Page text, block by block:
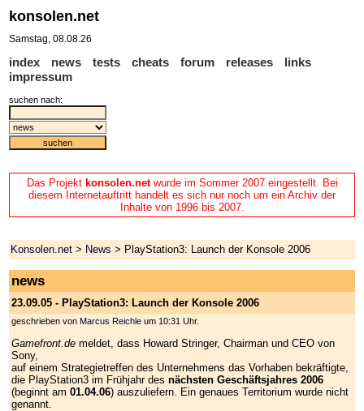
Das Projekt konsolen.netwurde im Sommer 2007 eingestellt. Bei
diesem Internetauftritt handelt es sich nur noch um ein Archiv der
Inhalte von 1996 bis 2007.
Konsolen.net > News > PlayStation3: Launch der Konsole 2006
news
23.09.05 - PlayStation3: Launch der Konsole 2006
geschrieben von Marcus Reichle um 10:31 Uhr.
Gamefront.de meldet, dass Howard Stringer, Chairman und CEO von
Sony,
auf einem Strategietreffen des Unternehmens das Vorhaben bekräftigte,
die PlayStation3 im Frühjahr desnächsten Geschäftsjahres 2006
(beginnt am01.04.06) auszuliefern. Ein genaues Territorium wurde nicht
genannt.
konsolen.net
Samstag, 08.08.26
index news tests cheats forum releases
links
impressum
suchen nach: